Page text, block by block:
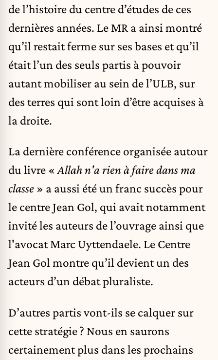
de l’histoire du centre d’études de ces
dernières années. Le MR a ainsi montré
qu’il restait ferme sur ses bases et qu’il
était l’un des seuls partis à pouvoir
autant mobiliser au sein de l’ULB, sur
des terres qui sont loin d’être acquises à
la droite.
La dernière conférence organisée autour
du livre « Allah n'a rien à faire dans ma
classe » a aussi été un franc succès pour
le centre Jean Gol, qui avait notamment
invité les auteurs de l’ouvrage ainsi que
l'avocat Marc Uyttendaele. Le Centre
Jean Gol montre qu’il devient un des
acteurs d’un débat pluraliste.
D’autres partis vont-ils se calquer sur
cette stratégie ? Nous en saurons
certainement plus dans les prochains